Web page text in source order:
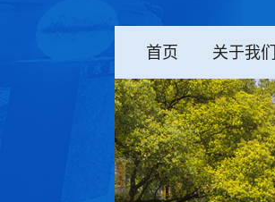
首页 关于我们